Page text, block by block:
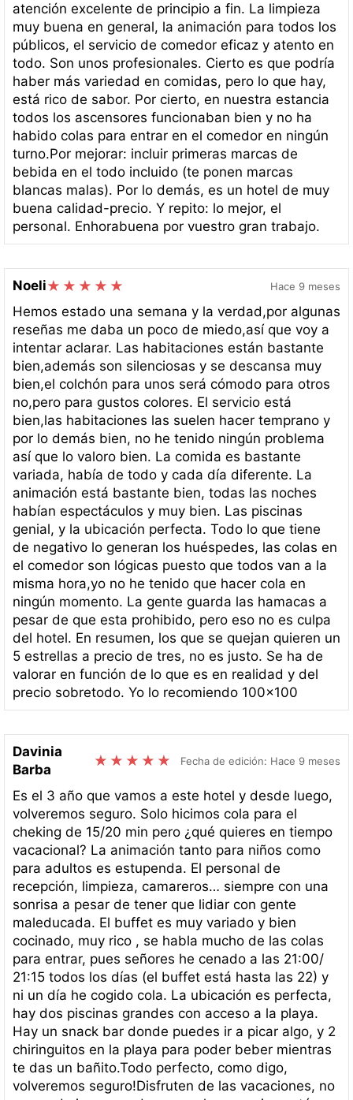
atención excelente de principio a fin. La limpieza
muy buena en general, la animación para todos los
públicos, el servicio de comedor eficaz y atento en
todo. Son unos profesionales. Cierto es que podría
haber más variedad en comidas, pero lo que hay,
está rico de sabor. Por cierto, en nuestra estancia
todos los ascensores funcionaban bien y no ha
habido colas para entrar en el comedor en ningún
turno.Por mejorar: incluir primeras marcas de
bebida en el todo incluido (te ponen marcas
blancas malas). Por lo demás, es un hotel de muy
buena calidad-precio. Y repito: lo mejor, el
personal. Enhorabuena por vuestro gran trabajo.
Noeli Hace 9 meses
Hemos estado una semana y la verdad,por algunas
reseñas me daba un poco de miedo,así que voy a
intentar aclarar. Las habitaciones están bastante
bien,además son silenciosas y se descansa muy
bien,el colchón para unos será cómodo para otros
no,pero para gustos colores. El servicio está
bien,las habitaciones las suelen hacer temprano y
por lo demás bien, no he tenido ningún problema
así que lo valoro bien. La comida es bastante
variada, había de todo y cada día diferente. La
animación está bastante bien, todas las noches
habían espectáculos y muy bien. Las piscinas
genial, y la ubicación perfecta. Todo lo que tiene
de negativo lo generan los huéspedes, las colas en
el comedor son lógicas puesto que todos van a la
misma hora,yo no he tenido que hacer cola en
ningún momento. La gente guarda las hamacas a
pesar de que esta prohibido, pero eso no es culpa
del hotel. En resumen, los que se quejan quieren un
5 estrellas a precio de tres, no es justo. Se ha de
valorar en función de lo que es en realidad y del
precio sobretodo. Yo lo recomiendo 100×100
Davinia
Barba
Fecha de edición: Hace 9 meses
Es el 3 año que vamos a este hotel y desde luego,
volveremos seguro. Solo hicimos cola para el
cheking de 15/20 min pero ¿qué quieres en tiempo
vacacional? La animación tanto para niños como
para adultos es estupenda. El personal de
recepción, limpieza, camareros… siempre con una
sonrisa a pesar de tener que lidiar con gente
maleducada. El buffet es muy variado y bien
cocinado, muy rico , se habla mucho de las colas
para entrar, pues señores he cenado a las 21:00/
21:15 todos los días (el buffet está hasta las 22) y
ni un día he cogido cola. La ubicación es perfecta,
hay dos piscinas grandes con acceso a la playa.
Hay un snack bar donde puedes ir a picar algo, y 2
chiringuitos en la playa para poder beber mientras
te das un bañito.Todo perfecto, como digo,
volveremos seguro!Disfruten de las vacaciones, no